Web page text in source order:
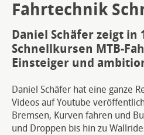
Fahrtechnik
Daniel Schäfer zeigt in
Schnellkursen MTB-
Einsteiger und
Daniel Schäfer hat eine ganze
Videos auf Youtube
Bremsen, Kurven fahren und
und Droppen bis hin zu